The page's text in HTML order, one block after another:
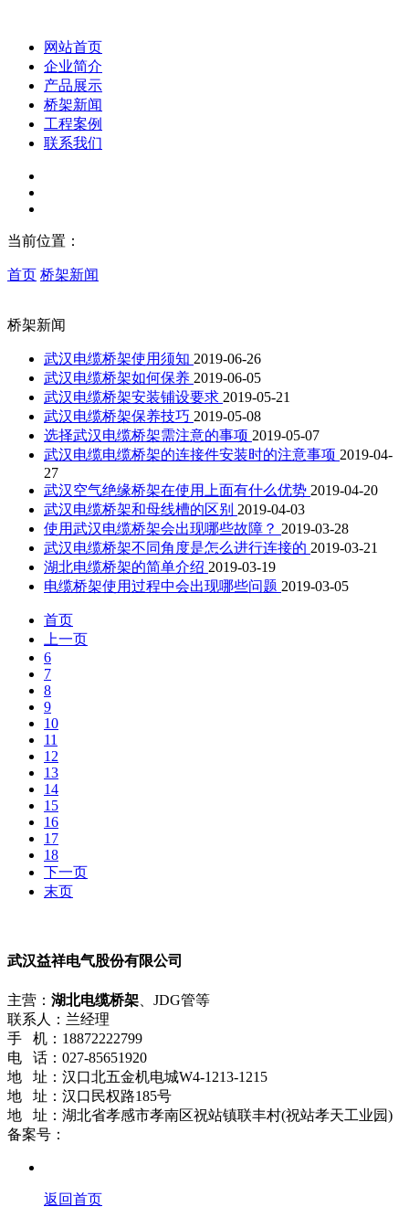
网站首页
企业简介
产品展示
桥架新闻
工程案例
联系我们
当前位置：
首页 桥架新闻
桥架新闻
武汉电缆桥架使用须知 2019-06-26
武汉电缆桥架如何保养 2019-06-05
武汉电缆桥架安装铺设要求 2019-05-21
武汉电缆桥架保养技巧 2019-05-08
选择武汉电缆桥架需注意的事项 2019-05-07
武汉电缆电缆桥架的连接件安装时的注意事项 2019-04-
27
武汉空气绝缘桥架在使用上面有什么优势 2019-04-20
武汉电缆桥架和母线槽的区别 2019-04-03
使用武汉电缆桥架会出现哪些故障？ 2019-03-28
武汉电缆桥架不同角度是怎么进行连接的 2019-03-21
湖北电缆桥架的简单介绍 2019-03-19
电缆桥架使用过程中会出现哪些问题 2019-03-05
首页
上一页
6
7
8
9
10
11
12
13
14
15
16
17
18
下一页
末页
武汉益祥电气股份有限公司
主营： 湖北电缆桥架 、JDG管等
联系人：兰经理
手 机：18872222799
电 话：027-85651920
地 址：汉口北五金机电城W4-1213-1215
地 址：汉口民权路185号
地 址：湖北省孝感市孝南区祝站镇联丰村(祝站孝天工业园)
备案号：
返回首页